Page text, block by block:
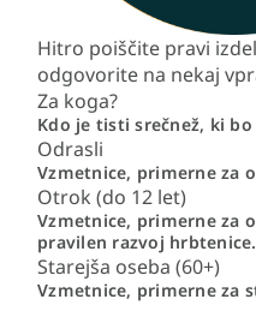
Hitro poiščite pravi
odgovorite na nekaj
Za koga?
Kdo je tisti srečnež, ki
Odrasli
Vzmetnice, primerne za
Otrok (do 12 let)
Vzmetnice, primerne za
pravilen razvoj hrbtenice.
Starejša oseba (60+)
Vzmetnice, primerne za